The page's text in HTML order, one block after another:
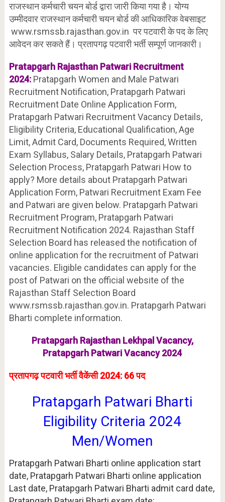
राजस्थान कर्मचारी चयन बोर्ड द्वारा जारी किया गया है। योग्य
उम्मीदवार राजस्थान कर्मचारी चयन बोर्ड की आधिकारिक वेबसाइट
www.rsmssb.rajasthan.gov.in पर पटवारी के पद के लिए
आवेदन कर सकते हैं। प्रतापगढ़ पटवारी भर्ती सम्पूर्ण जानकारी।
Pratapgarh Rajasthan Patwari Recruitment
2024: Pratapgarh Women and Male Patwari
Recruitment Notification, Pratapgarh Patwari
Recruitment Date Online Application Form,
Pratapgarh Patwari Recruitment Vacancy Details,
Eligibility Criteria, Educational Qualification, Age
Limit, Admit Card, Documents Required, Written
Exam Syllabus, Salary Details, Pratapgarh Patwari
Selection Process, Pratapgarh Patwari How to
apply? More details about Pratapgarh Patwari
Application Form, Patwari Recruitment Exam Fee
and Patwari are given below. Pratapgarh Patwari
Recruitment Program, Pratapgarh Patwari
Recruitment Notification 2024. Rajasthan Staff
Selection Board has released the notification of
online application for the recruitment of Patwari
vacancies. Eligible candidates can apply for the
post of Patwari on the official website of the
Rajasthan Staff Selection Board
www.rsmssb.rajasthan.gov.in. Pratapgarh Patwari
Bharti complete information.
Pratapgarh Rajasthan Lekhpal Vacancy,
Pratapgarh Patwari Vacancy 2024
प्रतापगढ़ पटवारी भर्ती वैकेंसी 2024: 66 पद
Pratapgarh Patwari Bharti
Eligibility Criteria 2024
Men/Women
Pratapgarh Patwari Bharti online application start
date, Pratapgarh Patwari Bharti online application
Last date, Pratapgarh Patwari Bharti admit card date,